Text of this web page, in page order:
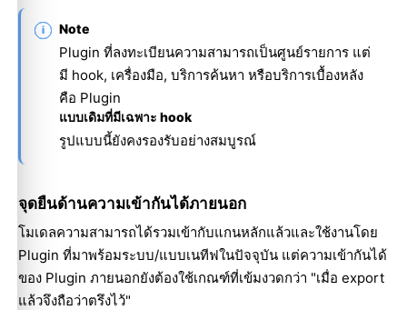
Note
Plugin ที่ลงทะเบียนความสามารถเป็นศูนย์รายการ แต่
มี hook, เครื่องมือ, บริการค้นหา หรือบริการเบื้องหลัง
คือ Plugin
แบบเดิมที่มีเฉพาะ hook
รูปแบบนี้ยังคงรองรับอย่างสมบูรณ์
จุดยืนด้านความเข้ากันได้ภายนอก
โมเดลความสามารถได้รวมเข้ากับแกนหลักแล้วและใช้งานโดย
Plugin ที่มาพร้อมระบบ/แบบเนทีฟในปัจจุบัน แต่ความเข้ากันได้
ของ Plugin ภายนอกยังต้องใช้เกณฑ์ที่เข้มงวดกว่า "เมื่อ export
แล้วจึงถือว่าตรึงไว้"